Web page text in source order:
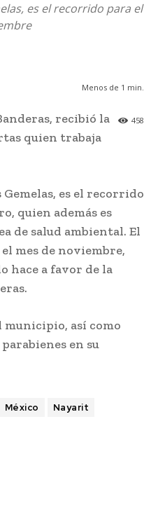
es el recorrido para el
Menos de 1 min.
458
recibió la
quien trabaja
es el recorrido
quien además es
de salud ambiental. El
mes de noviembre,
hace a favor de la
municipio, así como
en su
México
Nayarit